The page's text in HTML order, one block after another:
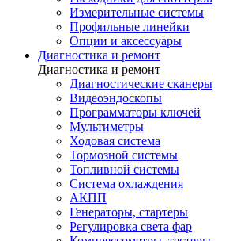
Измерительные системы
Профильные линейки
Опции и аксессуары
Диагностика и ремонт
Диагностика и ремонт
Диагностические сканеры
Видеоэндоскопы
Программаторы ключей
Мультиметры
Ходовая система
Тормозной системы
Топливной системы
Система охлаждения
АКПП
Генераторы, стартеры
Регулировка света фар